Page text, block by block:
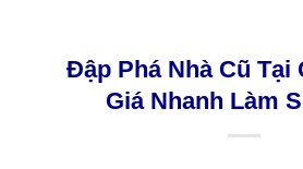
Đập Phá Nhà Cũ Tại
Giá Nhanh Làm